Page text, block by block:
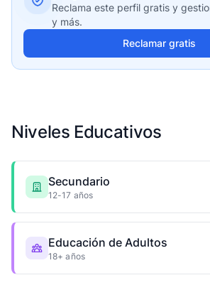
Reclama este perfil gratis y
y más.
Reclamar gratis
Niveles Educativos
Secundario
12-17 años
Educación de Adultos
18+ años